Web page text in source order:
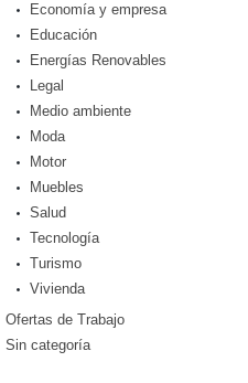
Economía y empresa
Educación
Energías Renovables
Legal
Medio ambiente
Moda
Motor
Muebles
Salud
Tecnología
Turismo
Vivienda
Ofertas de Trabajo
Sin categoría